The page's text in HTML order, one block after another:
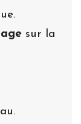
sur la